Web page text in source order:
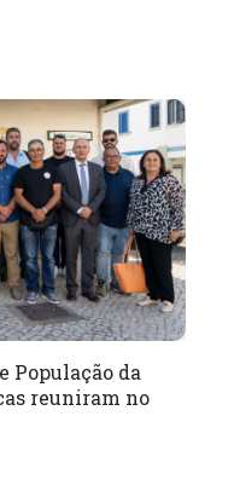
População da
reuniram no